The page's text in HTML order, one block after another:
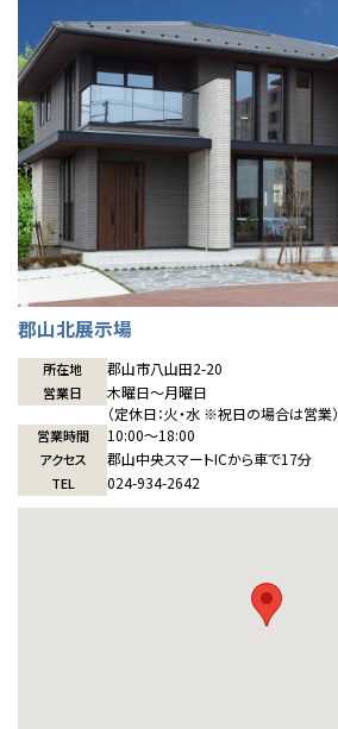
採用情報
郡山北展示場
所在地 郡山市八山田2-20
営業日
木曜日〜月曜日
（定休日：火・水 ※祝日の場合は営業）
営業時間 10:00〜18:00
アクセス 郡山中央スマートICから車で17分
TEL 024-934-2642